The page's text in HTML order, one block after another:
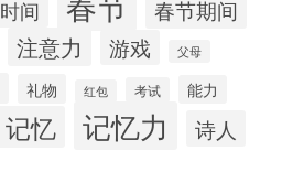
时间 春节期间
注意力 游戏 父母
礼物 红包 考试 能力
记忆 记忆力 诗人